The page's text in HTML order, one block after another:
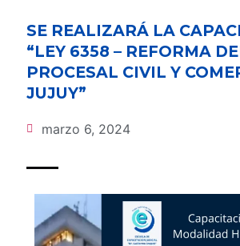
SE REALIZARÁ LA
“LEY 6358 – REFORMA
PROCESAL CIVIL Y
JUJUY”
marzo 6, 2024